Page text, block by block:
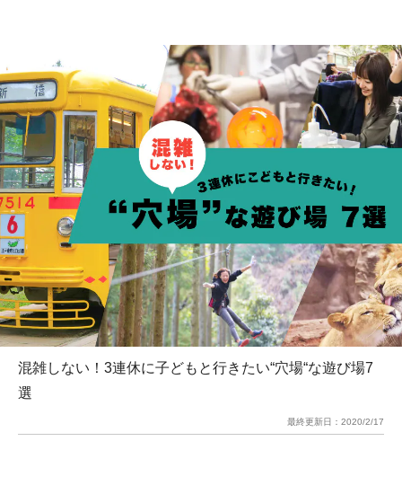
混雑しない！3連休に子どもと行きたい“穴場“な遊び場7
選
最終更新日： 2020/2/17